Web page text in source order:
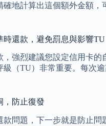
確地計算出這個額外金額
時還款，避免罰息與影響TU
，強烈建議您設定信用卡
級（TU）非常重要。每次
，防止復發
問題，下一步就是防止